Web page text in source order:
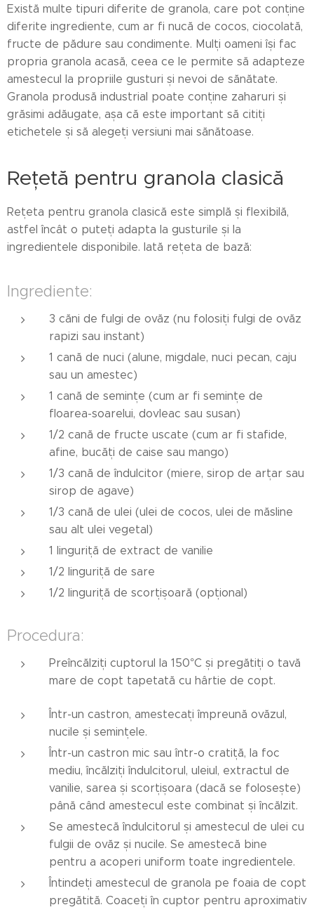
Există multe tipuri diferite de granola, care pot conține
diferite ingrediente, cum ar fi nucă de cocos, ciocolată,
fructe de pădure sau condimente. Mulți oameni își fac
propria granola acasă, ceea ce le permite să adapteze
amestecul la propriile gusturi și nevoi de sănătate.
Granola produsă industrial poate conține zaharuri și
grăsimi adăugate, așa că este important să citiți
etichetele și să alegeți versiuni mai sănătoase.
Rețetă pentru granola clasică
Rețeta pentru granola clasică este simplă și flexibilă,
astfel încât o puteți adapta la gusturile și la
ingredientele disponibile. Iată rețeta de bază:
Ingrediente:
3 căni de fulgi de ovăz (nu folosiți fulgi de ovăz
rapizi sau instant)
1 cană de nuci (alune, migdale, nuci pecan, caju
sau un amestec)
1 cană de semințe (cum ar fi semințe de
floarea-soarelui, dovleac sau susan)
1/2 cană de fructe uscate (cum ar fi stafide,
afine, bucăți de caise sau mango)
1/3 cană de îndulcitor (miere, sirop de arțar sau
sirop de agave)
1/3 cană de ulei (ulei de cocos, ulei de măsline
sau alt ulei vegetal)
1 linguriță de extract de vanilie
1/2 linguriță de sare
1/2 linguriță de scorțișoară (opțional)
Procedura:
Preîncălziți cuptorul la 150°C și pregătiți o tavă
mare de copt tapetată cu hârtie de copt.
Într-un castron, amestecați împreună ovăzul,
nucile și semințele.
Într-un castron mic sau într-o cratiță, la foc
mediu, încălziți îndulcitorul, uleiul, extractul de
vanilie, sarea și scorțișoara (dacă se folosește)
până când amestecul este combinat și încălzit.
Se amestecă îndulcitorul și amestecul de ulei cu
fulgii de ovăz și nucile. Se amestecă bine
pentru a acoperi uniform toate ingredientele.
Întindeți amestecul de granola pe foaia de copt
pregătită. Coaceți în cuptor pentru aproximativ